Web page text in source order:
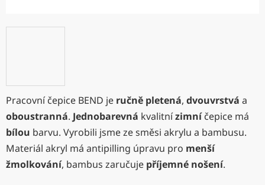
Pracovní čepice BEND je ručně pletená, dvouvrstvá a
oboustranná. Jednobarevná kvalitnízimníčepice má
bílou barvu. Vyrobili jsme ze směsi akrylu a bambusu.
Materiál akryl má antipilling úpravu pro menší
žmolkování, bambus zaručuje příjemné nošení.